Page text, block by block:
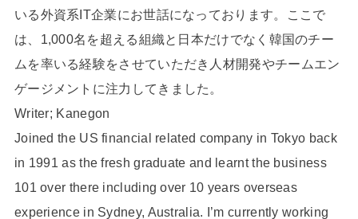
いる外資系IT企業にお世話になっております。ここで
は、1,000名を超える組織と日本だけでなく韓国のチー
ムを率いる経験をさせていただき人材開発やチームエン
ゲージメントに注力してきました。
Writer; Kanegon
Joined the US financial related company in Tokyo back
in 1991 as the fresh graduate and learnt the business
101 over there including over 10 years overseas
experience in Sydney, Australia. I’m currently working